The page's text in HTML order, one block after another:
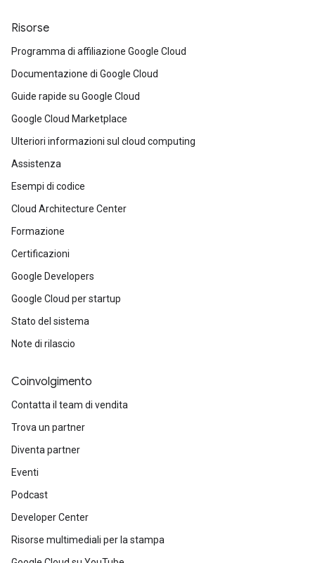
Risorse
Programma di affiliazione Google Cloud
Documentazione di Google Cloud
Guide rapide su Google Cloud
Google Cloud Marketplace
Ulteriori informazioni sul cloud computing
Assistenza
Esempi di codice
Cloud Architecture Center
Formazione
Certificazioni
Google Developers
Google Cloud per startup
Stato del sistema
Note di rilascio
Coinvolgimento
Contatta il team di vendita
Trova un partner
Diventa partner
Eventi
Podcast
Developer Center
Risorse multimediali per la stampa